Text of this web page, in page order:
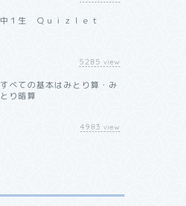
中１生 Ｑｕｉｚｌｅｔ
5285 view
すべての基本はみとり算・み
とり暗算
4983 view